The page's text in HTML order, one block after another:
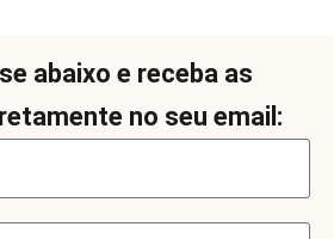
abaixo e receba as
no seu email: